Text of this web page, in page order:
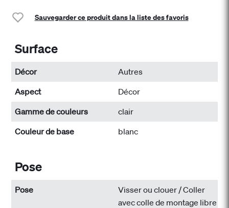
Sauvegarder ce produit dans la liste des favoris
Surface
Décor
Autres
Aspect
Décor
Gamme de couleurs
clair
Couleur de base
blanc
Pose
Pose
Visser ou clouer / Coller
avec colle de montage libre